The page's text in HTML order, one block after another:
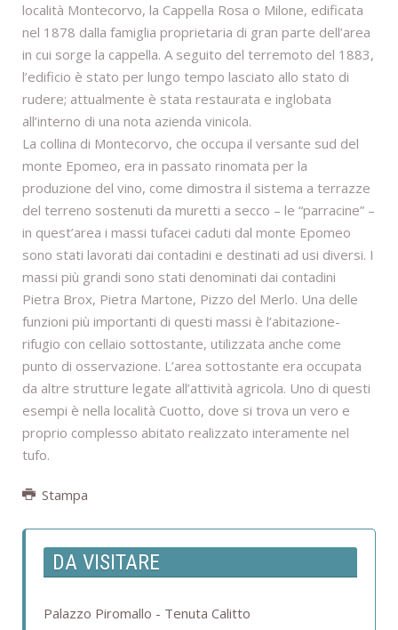
località Montecorvo, la Cappella Rosa o Milone, edificata
nel 1878 dalla famiglia proprietaria di gran parte dell’area
in cui sorge la cappella. A seguito del terremoto del 1883,
l’edificio è stato per lungo tempo lasciato allo stato di
rudere; attualmente è stata restaurata e inglobata
all’interno di una nota azienda vinicola.
La collina di Montecorvo, che occupa il versante sud del
monte Epomeo, era in passato rinomata per la
produzione del vino, come dimostra il sistema a terrazze
del terreno sostenuti da muretti a secco – le “parracine” –
in quest’area i massi tufacei caduti dal monte Epomeo
sono stati lavorati dai contadini e destinati ad usi diversi. I
massi più grandi sono stati denominati dai contadini
Pietra Brox, Pietra Martone, Pizzo del Merlo. Una delle
funzioni più importanti di questi massi è l’abitazione-
rifugio con cellaio sottostante, utilizzata anche come
punto di osservazione. L’area sottostante era occupata
da altre strutture legate all’attività agricola. Uno di questi
esempi è nella località Cuotto, dove si trova un vero e
proprio complesso abitato realizzato interamente nel
tufo.
Stampa
DA VISITARE
Palazzo Piromallo - Tenuta Calitto